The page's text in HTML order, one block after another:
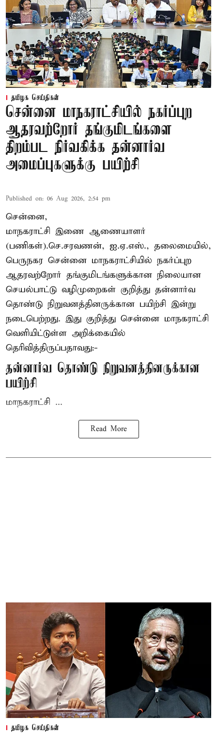
தமிழக செய்திகள்
சென்னை மாநகராட்சியில் நகர்ப்புற
ஆதரவற்றோர் தங்குமிடங்களை
திறம்பட நிர்வகிக்க தன்னார்வ
அமைப்புகளுக்கு பயிற்சி
Published on: 06 Aug 2026, 2:54 pm
சென்னை,
மாநகராட்சி இணை ஆணையாளர்
(பணிகள்).செ.சரவணன், ஐ.ஏ.எஸ்., தலைமையில்,
பெருநகர சென்னை மாநகராட்சியில் நகர்ப்புற
ஆதரவற்றோர் தங்குமிடங்களுக்கான நிலையான
செயல்பாட்டு வழிமுறைகள் குறித்து தன்னார்வ
தொண்டு நிறுவனத்தினருக்கான பயிற்சி இன்று
நடைபெற்றது. இது குறித்து சென்னை மாநகராட்சி
வெளியிட்டுள்ள அறிக்கையில்
தெரிவித்திருப்பதாவது:-
தன்னார்வ தொண்டு நிறுவனத்தினருக்கான
பயிற்சி
மாநகராட்சி ...
Read More
தமிழக செய்திகள்